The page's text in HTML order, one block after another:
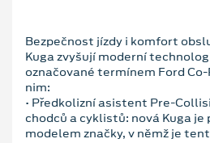
Bezpečnost jízdy i komfort
Kuga zvyšují moderní
označované termínem Ford
nim:
• Předkolizní asistent Pre-
chodců a cyklistů: nová Kuga
modelem značky, v němž je